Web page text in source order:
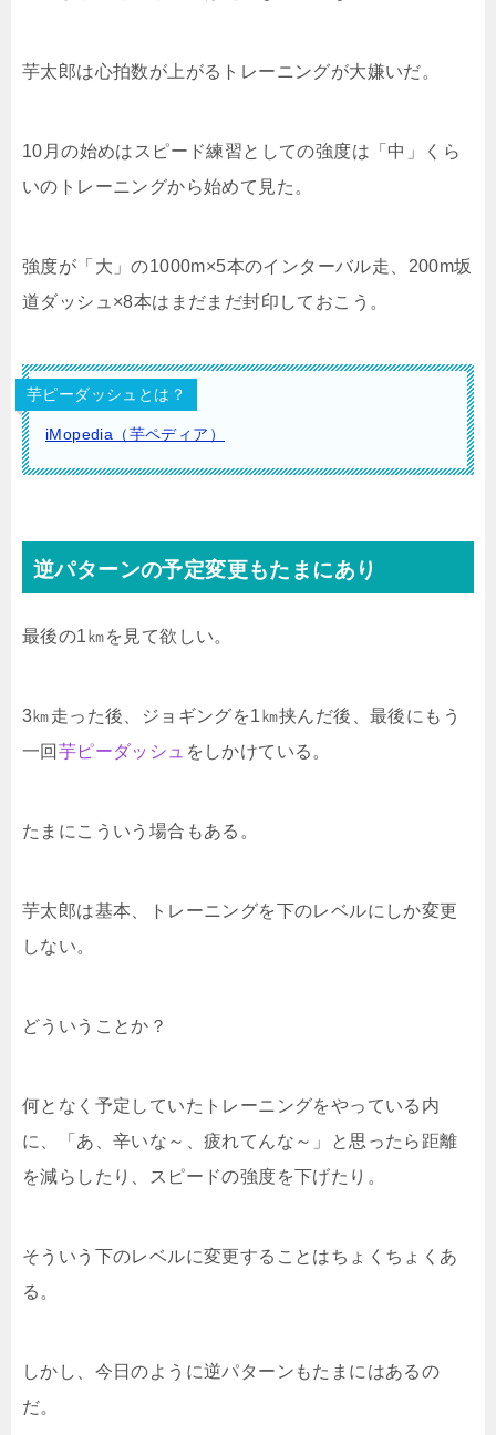
芋太郎は心拍数が上がるトレーニングが大嫌いだ。
10月の始めはスピード練習としての強度は「中」くら
いのトレーニングから始めて見た。
強度が「大」の1000m×5本のインターバル走、200m坂
道ダッシュ×8本はまだまだ封印しておこう。
芋ピーダッシュとは？
iMopedia（芋ペディア）
逆パターンの予定変更もたまにあり
最後の1㎞を見て欲しい。
3㎞走った後、ジョギングを1㎞挟んだ後、最後にもう
一回 芋ピーダッシュ をしかけている。
たまにこういう場合もある。
芋太郎は基本、トレーニングを下のレベルにしか変更
しない。
どういうことか？
何となく予定していたトレーニングをやっている内
に、「あ、辛いな～、疲れてんな～」と思ったら距離
を減らしたり、スピードの強度を下げたり。
そういう下のレベルに変更することはちょくちょくあ
る。
しかし、今日のように逆パターンもたまにはあるの
だ。